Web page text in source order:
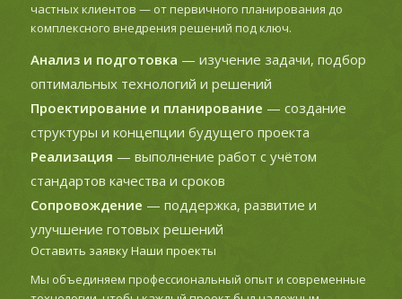
частных клиентов — от первичного планирования до
комплексного внедрения решений под ключ.
Анализ и подготовка — изучение задачи, подбор
оптимальных технологий и решений
Проектирование и планирование — создание
структуры и концепции будущего проекта
Реализация — выполнение работ с учётом
стандартов качества и сроков
Сопровождение — поддержка, развитие и
улучшение готовых решений
Оставить заявкуНаши проекты
Мы объединяем профессиональный опыт и современные